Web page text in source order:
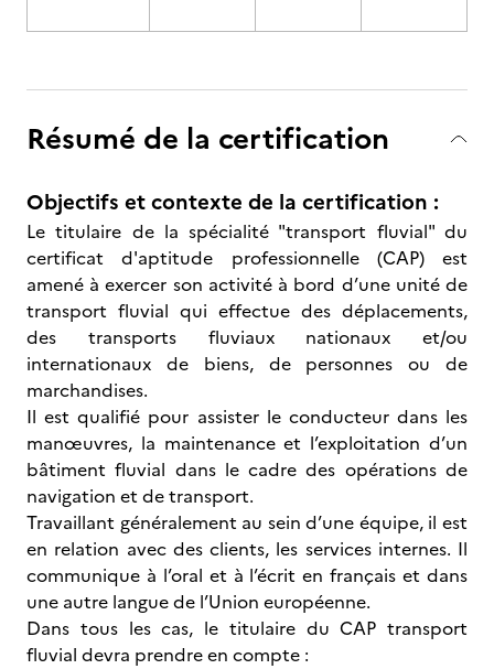
Résumé de la certification
Objectifs et contexte de la certification :
Le titulaire de la spécialité "transport fluvial" du
certificat d'aptitude professionnelle (CAP) est
amené à exercer son activité à bord d’une unité de
transport fluvial qui effectue des déplacements,
des transports fluviaux nationaux et/ou
internationaux de biens, de personnes ou de
marchandises.
Il est qualifié pour assister le conducteur dans les
manœuvres, la maintenance et l’exploitation d’un
bâtiment fluvial dans le cadre des opérations de
navigation et de transport.
Travaillant généralement au sein d’une équipe, il est
en relation avec des clients, les services internes. Il
communique à l’oral et à l’écrit en français et dans
une autre langue de l’Union européenne.
Dans tous les cas, le titulaire du CAP transport
fluvial devra prendre en compte :